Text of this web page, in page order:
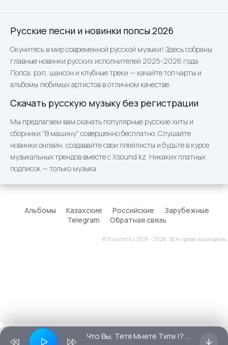
Русские песни и новинки попсы 2026
Окунитесь в мир современной русской музыки! Здесь собраны
главные новинки русских исполнителей 2025-2026 года.
Попса, рэп, шансон и клубные треки — качайте топ чарты и
альбомы любимых артистов в отличном качестве.
Скачать русскую музыку без регистрации
Мы предлагаем вам скачать популярные русские хиты и
сборники "В машину" совершенно бесплатно. Слушайте
новинки онлайн, создавайте свои плейлисты и будьте в курсе
музыкальных трендов вместе с Xsound.kz. Никаких платных
подписок — только музыка.
Альбомы Казахские Российские
Зарубежные
Telegram
Обратная связь
© Xsound.kz 2018 - 2026. Все права защищены.
Что Вы, Тетя Мнете Тити !? Если Выпить Вы Хотите, То Бирите Водки Литр !!!!